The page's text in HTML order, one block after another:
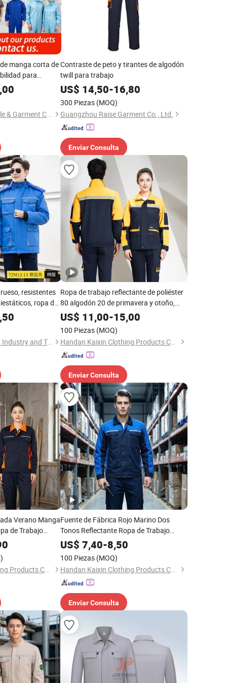
manga corta de
para
sitio de
reparación
carpintería
Shanxi Weimiao Textile & Garment Co., Ltd.
Contraste de peto y tirantes de algodón
twill para trabajo
US$ 14,50-16,80
300 Piezas (MOQ)
Guangzhou Raise Garment Co., Ltd.
Enviar Consulta
resistentes
ropa de
Wuhan Golden Shield Industry and Trade Co., Ltd.
Ropa de trabajo reflectante de poliéster
80 algodón 20 de primavera y otoño,
conjunto de dos piezas, personalización
directa de fábrica, color para
trabajadores
US$ 11,00-15,00
100 Piezas (MOQ)
Handan Kaixin Clothing Products Co., Ltd.
Enviar Consulta
Verano Manga
de Trabajo
Logística
Industrial de
Handan Kaixin Clothing Products Co., Ltd.
Fuente de Fábrica Rojo Marino Dos
Tonos Reflectante Ropa de Trabajo
235GSM 80 Poliéster 20 Algodón
Primavera Otoño Ropa de Trabajo
Pesada
US$ 7,40-8,50
100 Piezas (MOQ)
Handan Kaixin Clothing Products Co., Ltd.
Enviar Consulta